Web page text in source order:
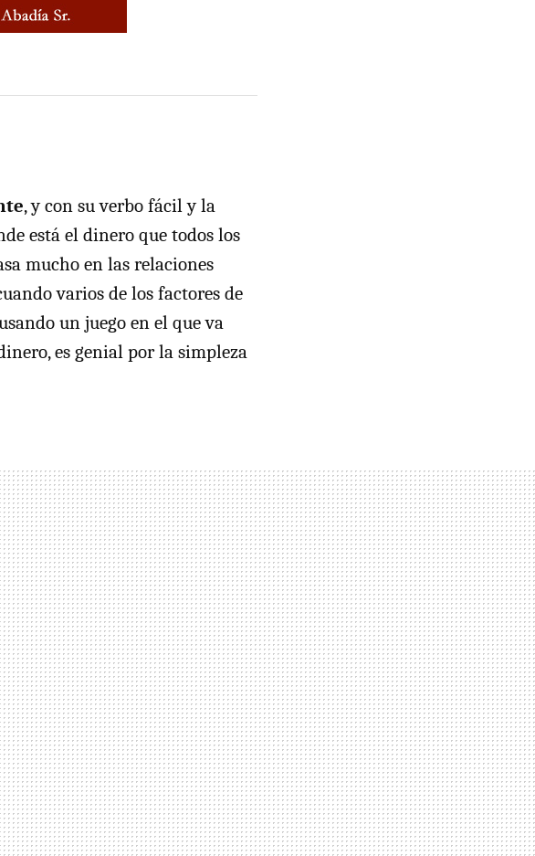
, y con su verbo fácil y la
está el dinero que todos los
mucho en las relaciones
varios de los factores de
un juego en el que va
es genial por la simpleza